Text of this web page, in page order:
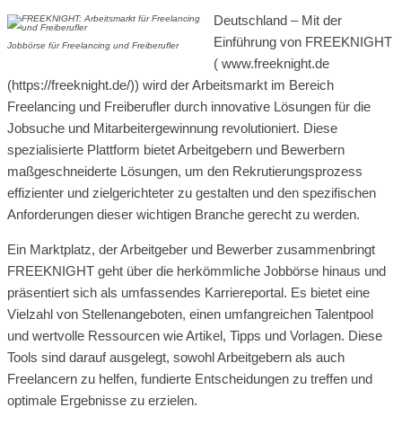
Jobbörse für Freelancing und Freiberufler
Deutschland – Mit der
Einführung von FREEKNIGHT
( www.freeknight.de
(https://freeknight.de/)) wird der Arbeitsmarkt im Bereich
Freelancing und Freiberufler durch innovative Lösungen für die
Jobsuche und Mitarbeitergewinnung revolutioniert. Diese
spezialisierte Plattform bietet Arbeitgebern und Bewerbern
maßgeschneiderte Lösungen, um den Rekrutierungsprozess
effizienter und zielgerichteter zu gestalten und den spezifischen
Anforderungen dieser wichtigen Branche gerecht zu werden.
Ein Marktplatz, der Arbeitgeber und Bewerber zusammenbringt
FREEKNIGHT geht über die herkömmliche Jobbörse hinaus und
präsentiert sich als umfassendes Karriereportal. Es bietet eine
Vielzahl von Stellenangeboten, einen umfangreichen Talentpool
und wertvolle Ressourcen wie Artikel, Tipps und Vorlagen. Diese
Tools sind darauf ausgelegt, sowohl Arbeitgebern als auch
Freelancern zu helfen, fundierte Entscheidungen zu treffen und
optimale Ergebnisse zu erzielen.